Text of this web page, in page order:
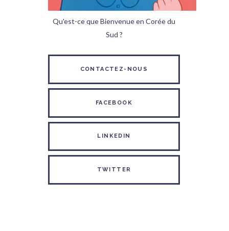
Qu'est-ce que Bienvenue en Corée du
Sud ?
CONTACTEZ-NOUS
FACEBOOK
LINKEDIN
TWITTER